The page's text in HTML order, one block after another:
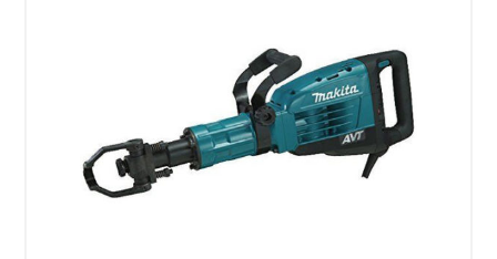
SÉLECTIONNEZ LES DATES
VOIR LE PRODUIT